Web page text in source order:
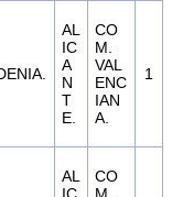
AL
IC
A
N
T
E.
CO
M.
VAL
ENC
IAN
A.
1
AL
CO